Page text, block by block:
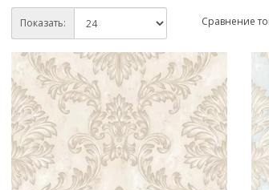
Показать: Сравнение